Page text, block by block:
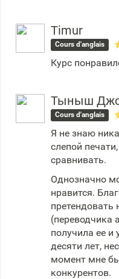
Timur
Cours d'anglais
Курс
Тыныш
Cours d'anglais
Я не знаю
слепой
сравнивать.
Однозначно
нравится.
(переводчика
получила ее и
десяти лет,
момент мне
конкурентов.